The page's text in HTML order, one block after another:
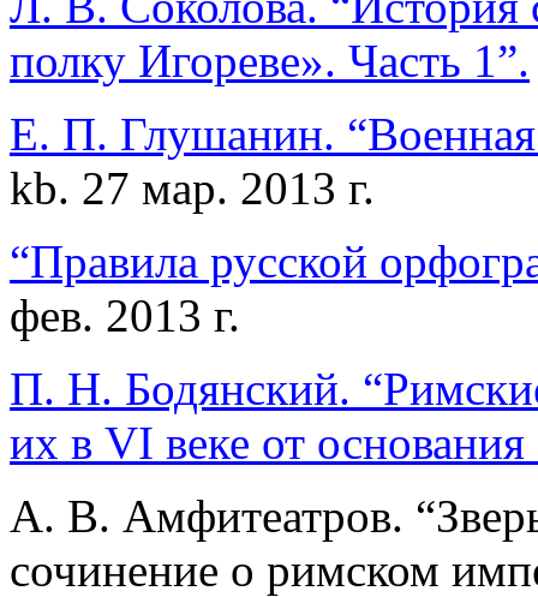
полку Игореве». Часть 1”.
Е. П. Глушанин. “Военная
kb. 27 мар. 2013 г.
“Правила русской
фев. 2013 г.
П. Н. Бодянский.
их в VI веке от
А. В. Амфитеатров.
сочинение о римском